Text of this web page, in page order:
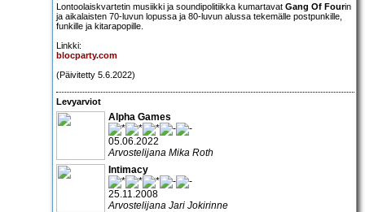
Lontoolaiskvartetin musiikki ja soundipolitiikka kumartavat Gang Of Fourin
ja aikalaisten 70-luvun lopussa ja 80-luvun alussa tekemälle postpunkille,
funkille ja kitarapopille.
Linkki:
blocparty.com
(Päivitetty 5.6.2022)
Levyarviot
Alpha Games
05.06.2022
Arvostelijana Mika Roth
Intimacy
25.11.2008
Arvostelijana Jari Jokirinne